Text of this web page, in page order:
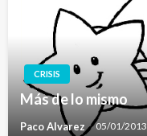
CRISIS
Más de lo mismo
Paco Alvarez 05/01/2013